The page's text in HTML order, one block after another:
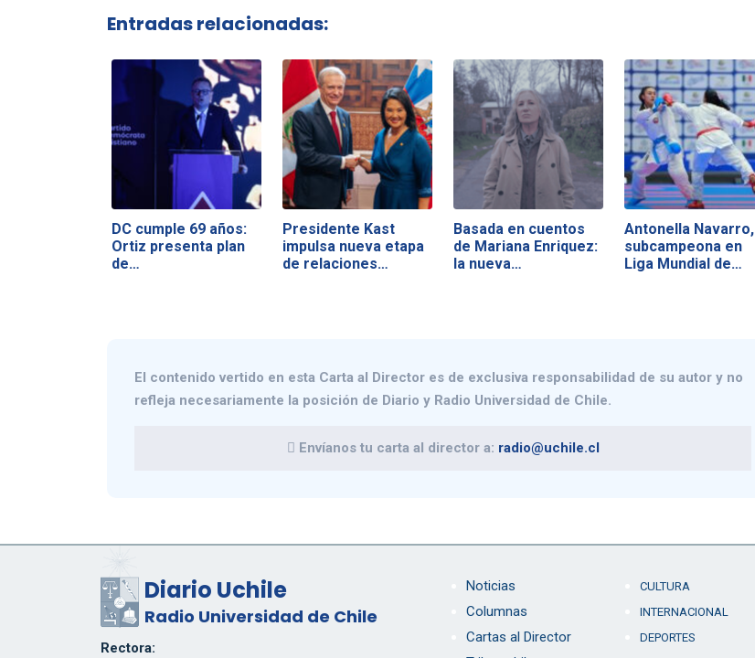
Entradas relacionadas:
DC cumple 69 años:
Ortiz presenta plan
de…
Presidente Kast
impulsa nueva etapa
de relaciones…
Basada en cuentos
de Mariana Enriquez:
la nueva…
Antonella Navarro,
subcampeona en
Liga Mundial de…
El contenido vertido en esta Carta al Director es de exclusiva responsabilidad de su autor y no
refleja necesariamente la posición de Diario y Radio Universidad de Chile.
Envíanos tu carta al director a: radio@uchile.cl
Diario Uchile
Radio Universidad de Chile
Rectora:
Noticias
Columnas
Cartas al Director
CULTURA
INTERNACIONAL
DEPORTES